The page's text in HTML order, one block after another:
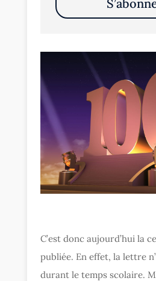
C’est donc aujourd’hui la
publiée. En effet, la lettre
durant le temps scolaire.